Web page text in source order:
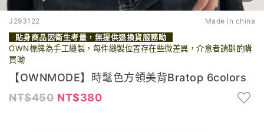
J293122 Made in china
貼身商品因衛生考量，無提供退換貨服務呦
OWN標牌為手工縫製，每件縫製位置存在些微差異，介意者請斟酌購
買呦
【OWNMODE】時髦色方領美背Bratop 6colors
450
380